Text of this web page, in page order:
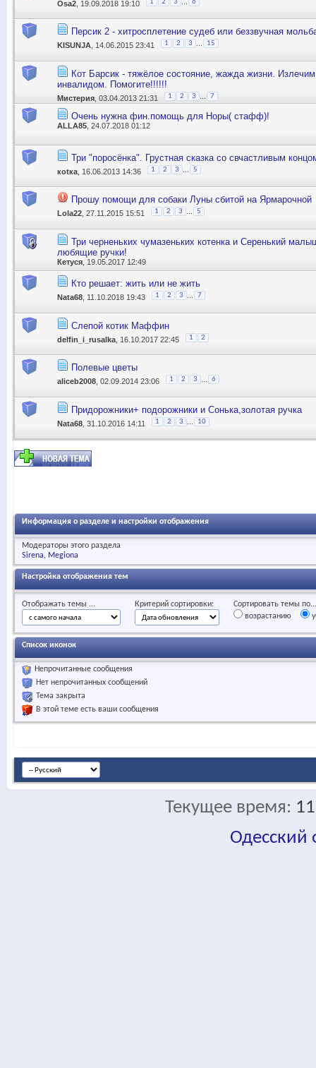
Osa2 , 19.09.2018 19:10
Персик 2 - хитросплетение судеб или беззвучная
KISUNJA , 14.06.2015 23:41 1 2 3 15
Кот Барсик - тяжёлое состояние, жажда жизни.
инвалидом. Помогите!!!!!!
Мистерия , 03.04.2013 21:31 1 2 3 7
Очень нужна фин.помощь для Норы( стафф)!
ALLA85 , 24.07.2018 01:12
Три "поросёнка". Грустная сказка со свчастливым
коtка , 16.06.2013 14:36 1 2 3 5
Прошу помощи для собаки Луны сбитой на Ярмарочной
Lola22 , 27.11.2015 15:51 1 2 3 5
Три черненьких чумазеньких котенка и Серенький
любящие ручки!
Кетуся , 19.05.2017 12:49
Кто решает: жить или не жить
Nata68 , 11.10.2018 19:43 1 2 3 7
Слепой котик Маффин
delfin_i_rusalka , 16.10.2017 22:45 1 2
Полевые цветы
aliceb2008 , 02.09.2014 23:06 1 2 3 6
Придорожники+ подорожники и Сонька,золотая ручка
Nata68 , 31.10.2016 14:11 1 2 3 10
Информация о разделе и настройки отображения
Модераторы этого раздела
Sirena
Megiona
Настройка отображения тем
Отображать темы ... Критерий сортировки:
Сортировать темы по...
возрастанию
Список иконок
Непрочитанные сообщения
Нет непрочитанных сообщений
Тема закрыта
В этой теме есть ваши сообщения
Текущее время:
Одесский